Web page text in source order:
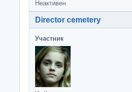
Неактивен
Director cemetery
Участник